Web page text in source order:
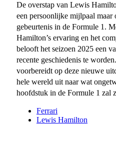
De overstap van Lewis
een persoonlijke mijlpaal maar
gebeurtenis in de Formule 1.
Hamilton’s ervaring en het
belooft het seizoen 2025 een
recente geschiedenis te
voorbereidt op deze nieuwe
hele wereld uit naar wat
hoofdstuk in de Formule 1 zal
Ferrari
Lewis Hamilton